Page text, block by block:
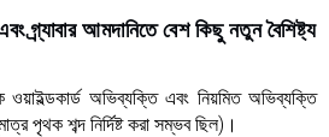
গ্র্যাবার আমদানিতে বেশ কিছু নতুন বৈশিষ্ট্য
ওয়াইল্ডকার্ড অভিব্যক্তি এবং নিয়মিত অভিব্যক্তি
পৃথক শব্দ নির্দিষ্ট করা সম্ভব ছিল)।